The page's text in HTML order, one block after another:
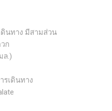
ดินทาง มีสามส่วน
ก
ล.)
รเดินทาง